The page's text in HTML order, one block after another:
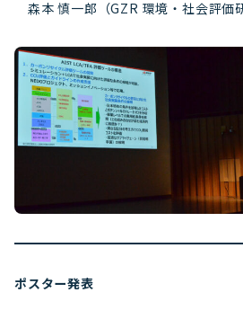
森本 慎一郎（GZR 環境・社会評価
ポスター発表